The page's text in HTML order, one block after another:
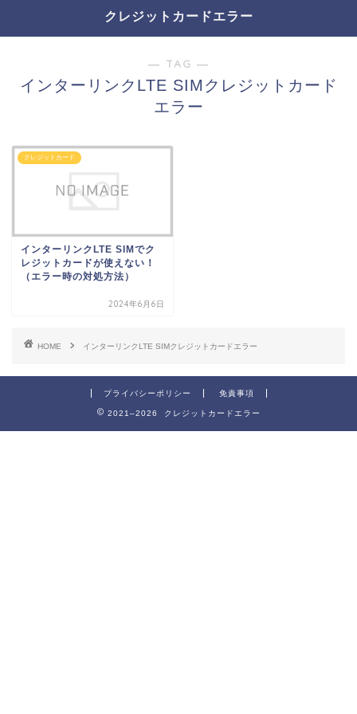
クレジットカードエラー
― TAG ―
インターリンクLTE SIMクレジットカード
エラー
クレジットカード
インターリンクLTE SIMでク
レジットカードが使えない！
（エラー時の対処方法）
2024年6月6日
HOME インターリンクLTE SIMクレジットカードエラー
プライバシーポリシー 免責事項
2021–2026 クレジットカードエラー